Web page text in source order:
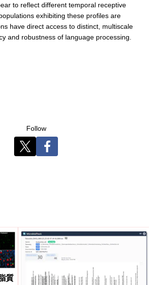
to reflect different temporal receptive
exhibiting these profiles are
have direct access to distinct, multiscale
and robustness of language processing.
Follow
質